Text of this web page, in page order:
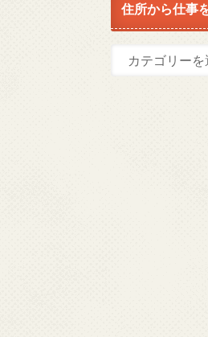
住所から仕事